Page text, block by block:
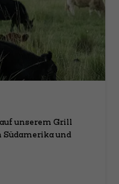
unserem Grill
und